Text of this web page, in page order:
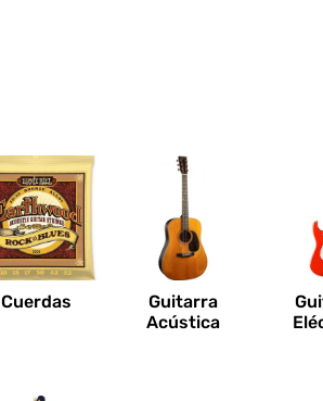
Cuerdas
Guitarra
Acústica